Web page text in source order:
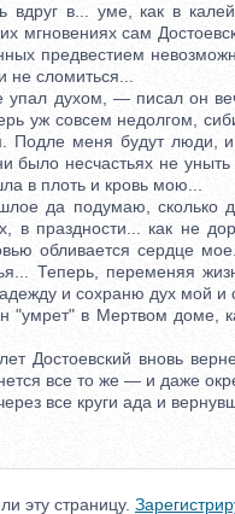
в... уме, как в
мгновениях сам
предвестием
не сломиться...
духом, — писал он
уж совсем недолгом,
Подле меня будут люди,
было несчастьях не
в плоть и кровь мою...
да подумаю, сколько
в праздности... как не
обливается сердце
Теперь, переменяя
и сохраню дух мой и
в Мертвом доме,
Достоевский вновь
все то же — и даже
все круги ада и
эту страницу.